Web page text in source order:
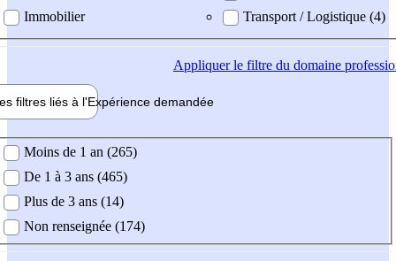
Immobilier
Transport / Logistique (4)
Appliquerle filtre du domaine
filtres liés à l'Expérience demandée
demandée
Moins de 1 an (265)
De 1 à 3 ans (465)
Plus de 3 ans (14)
Non renseignée (174)